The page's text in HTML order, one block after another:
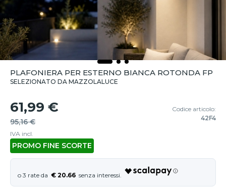
PLAFONIERA PER ESTERNO BIANCA ROTONDA FP
SELEZIONATO DA MAZZOLALUCE
61,99 €
95,16 €
IVA incl.
PROMO FINE SCORTE
Codice articolo:
42F4
€ 20.66